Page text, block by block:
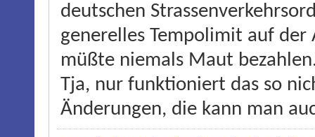
deutschen
generelles Tempolimit auf
müßte niemals Maut
Tja, nur funktioniert das so
Änderungen, die kann man